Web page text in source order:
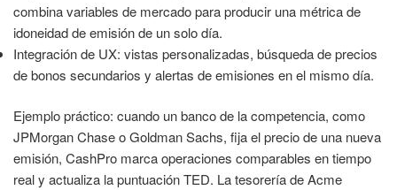
combina variables de mercado para producir una métrica de
idoneidad de emisión de un solo día.
Integración de UX: vistas personalizadas, búsqueda de precios
de bonos secundarios y alertas de emisiones en el mismo día.
Ejemplo práctico: cuando un banco de la competencia, como
JPMorgan Chase o Goldman Sachs, fija el precio de una nueva
emisión, CashPro marca operaciones comparables en tiempo
real y actualiza la puntuación TED. La tesorería de Acme